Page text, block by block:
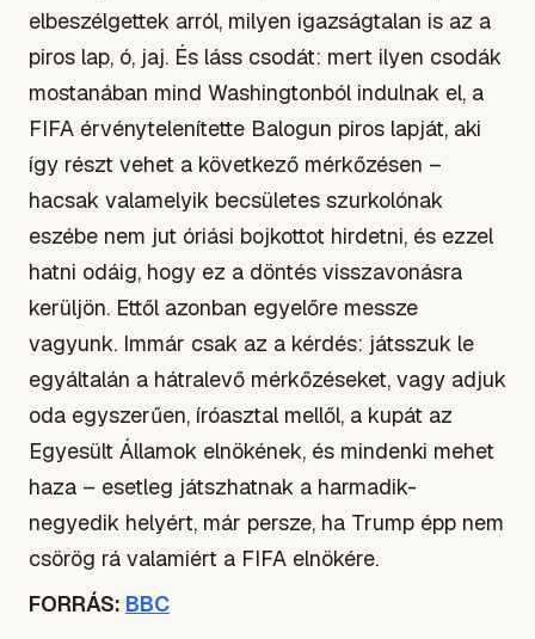
elbeszélgettek arról, milyen igazságtalan is az a
piros lap, ó, jaj. És láss csodát: mert ilyen csodák
mostanában mind Washingtonból indulnak el, a
FIFA érvénytelenítette Balogun piros lapját, aki
így részt vehet a következő mérkőzésen –
hacsak valamelyik becsületes szurkolónak
eszébe nem jut óriási bojkottot hirdetni, és ezzel
hatni odáig, hogy ez a döntés visszavonásra
kerüljön. Ettől azonban egyelőre messze
vagyunk. Immár csak az a kérdés: játsszuk le
egyáltalán a hátralevő mérkőzéseket, vagy adjuk
oda egyszerűen, íróasztal mellől, a kupát az
Egyesült Államok elnökének, és mindenki mehet
haza – esetleg játszhatnak a harmadik-
negyedik helyért, már persze, ha Trump épp nem
csörög rá valamiért a FIFA elnökére.
FORRÁS: BBC